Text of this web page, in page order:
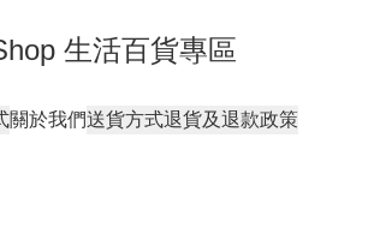
生活百貨專區
關於我們送貨方式退貨及退款政策